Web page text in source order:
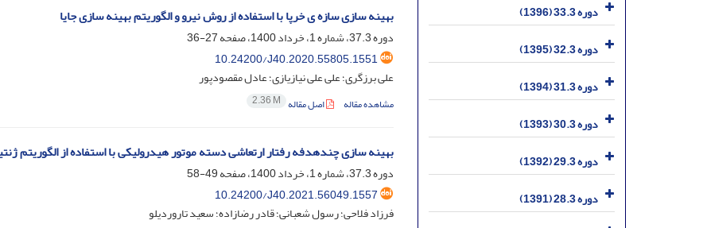
بهینه سازی سازه ی خرپا با استفاده از روش نیرو و الگوریتم بهینه سازی جایا
دوره 37.3، شماره 1، خرداد 1400، صفحه
27-36
10.24200/J40.2020.55805.1551
علی برزگری؛ علی علی نیازیازی؛ عادل مقصودپور
مشاهده مقاله اصل مقاله 2.36 M
بهینه سازی چندهدفه رفتار ارتعاشی دسته موتور هیدرولیکی با استفاده از الگوریتم
دوره 37.3، شماره 1، خرداد 1400، صفحه
49-58
10.24200/J40.2021.56049.1557
فرزاد فلاحی؛ رسول شعبانی؛ قادر رضازاده؛ سعید تاروردیلو
دوره 33.3 (1396)
دوره 32.3 (1395)
دوره 31.3 (1394)
دوره 30.3 (1393)
دوره 29.3 (1392)
دوره 28.3 (1391)